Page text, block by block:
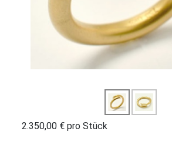
2.350,00 € pro Stück